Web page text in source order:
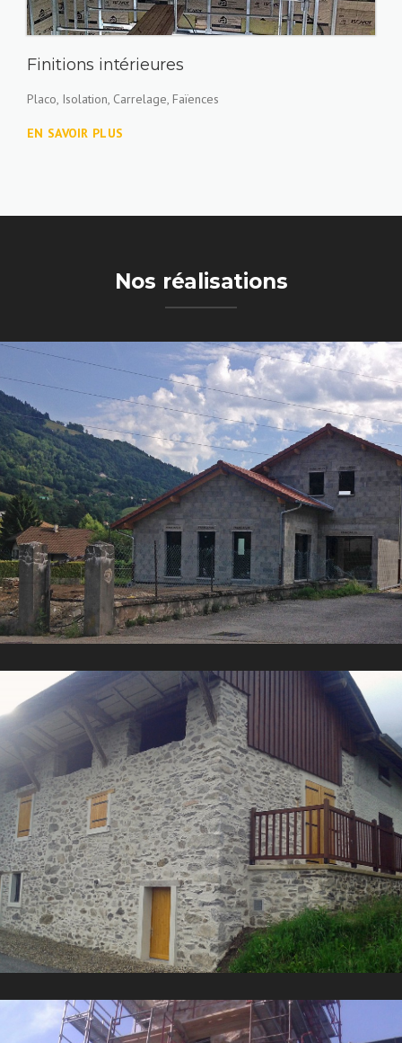
Finitions intérieures
Placo, Isolation, Carrelage, Faïences
EN SAVOIR PLUS
Nos réalisations
Rénovation d’une Grange
Rénovation de l’église du Moutaret